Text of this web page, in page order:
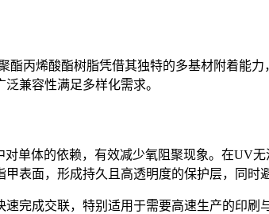
酯丙烯酸酯树脂凭借其独特的多基材附着能力
兼容性满足多样化需求。
单体的依赖，有效减少氧阻聚现象。在UV无
表面，形成持久且高透明度的保护层，同时
完成交联，特别适用于需要高速生产的印刷